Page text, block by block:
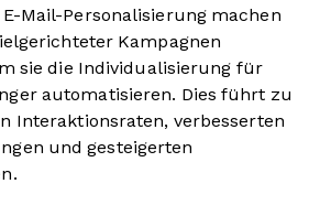
Mail-Personalisierung machen
Kampagnen
sie die Individualisierung für
automatisieren. Dies führt zu
Interaktionsraten, verbesserten
und gesteigerten